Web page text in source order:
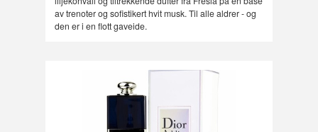
av trenoter og sofistikert hvit musk. Til alle aldrer - og
den er i en flott gaveide.